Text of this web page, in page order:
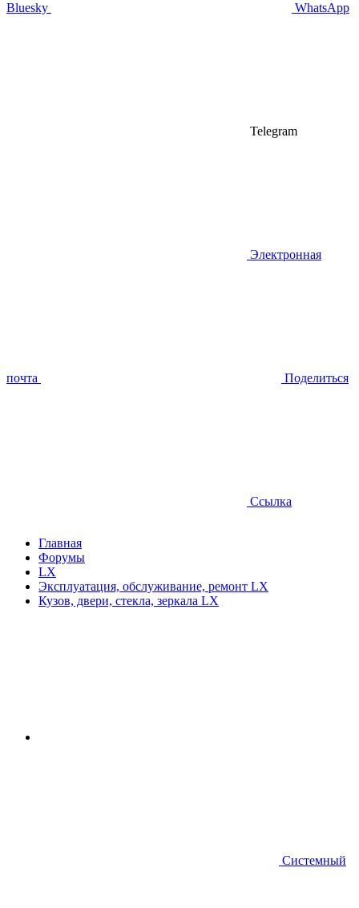
Bluesky WhatsApp
Telegram
Электронная
почта Поделиться
Ссылка
Главная
Форумы
LX
Эксплуатация, обслуживание, ремонт LX
Кузов, двери, стекла, зеркала LX
Системный